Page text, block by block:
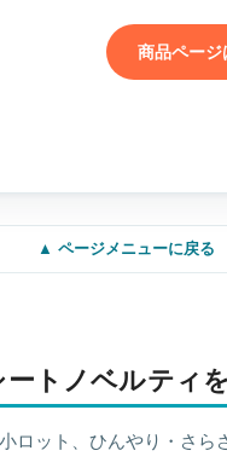
商品ペー
▲ ページメニューに戻る
トノベルティ
ロット、ひんやり・さ